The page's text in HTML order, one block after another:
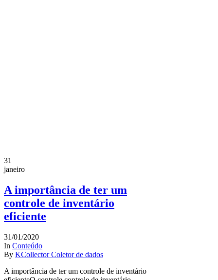
31
janeiro
A importância de ter um
controle de inventário
eficiente
31/01/2020
In Conteúdo
By KCollector Coletor de dados
A importância de ter um controle de inventário